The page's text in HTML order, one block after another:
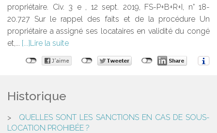
propriétaire. Civ. 3 e , 12 sept. 2019, FS-P+B+R+I, n° 18-
20.727 Sur le rappel des faits et de la procédure Un
propriétaire a assigné ses locataires en validité du congé
et,...
Lire la suite
Historique
QUELLES SONT LES SANCTIONS EN CAS DE SOUS-
LOCATION PROHIBÉE ?